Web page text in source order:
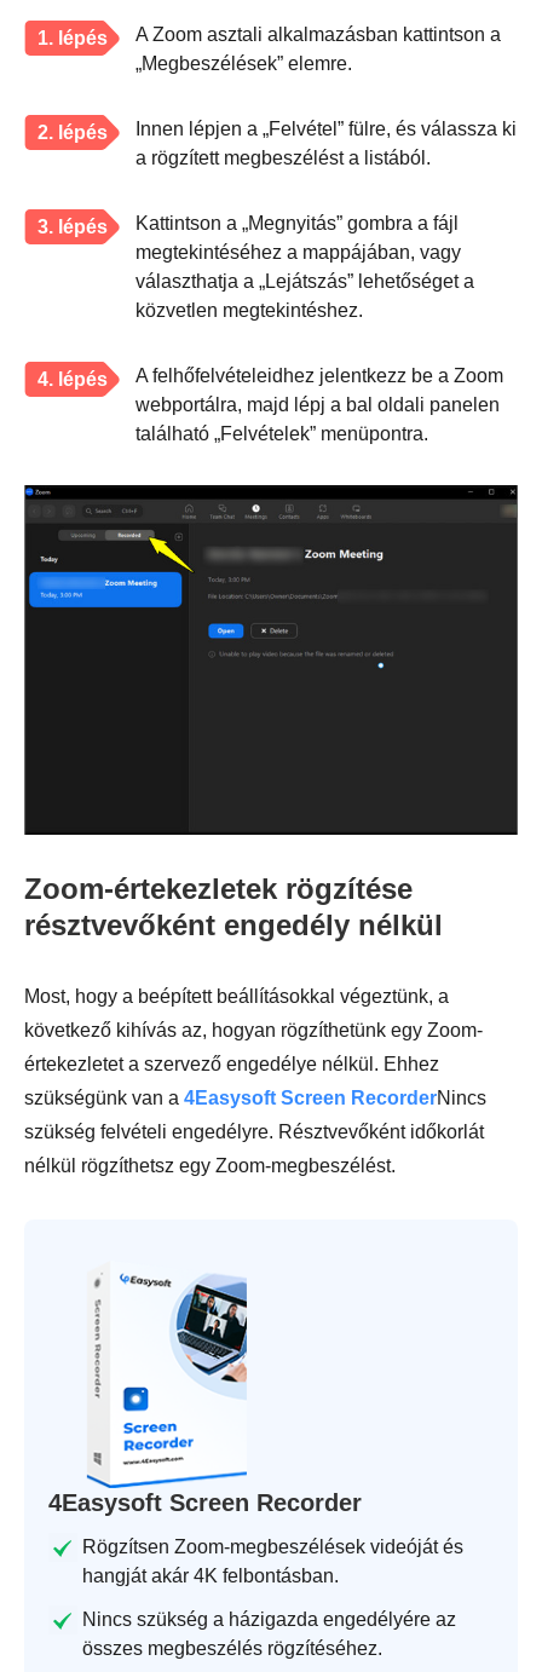
1. lépés
A Zoom asztali alkalmazásban kattintson a
„Megbeszélések” elemre.
2. lépés
Innen lépjen a „Felvétel” fülre, és válassza ki
a rögzített megbeszélést a listából.
3. lépés
Kattintson a „Megnyitás” gombra a fájl
megtekintéséhez a mappájában, vagy
választhatja a „Lejátszás” lehetőséget a
közvetlen megtekintéshez.
4. lépés
A felhőfelvételeidhez jelentkezz be a Zoom
webportálra, majd lépj a bal oldali panelen
található „Felvételek” menüpontra.
Zoom-értekezletek rögzítése
résztvevőként engedély nélkül
Most, hogy a beépített beállításokkal végeztünk, a
következő kihívás az, hogyan rögzíthetünk egy Zoom-
értekezletet a szervező engedélye nélkül. Ehhez
szükségünk van a 4Easysoft Screen RecorderNincs
szükség felvételi engedélyre. Résztvevőként időkorlát
nélkül rögzíthetsz egy Zoom-megbeszélést.
4Easysoft Screen Recorder
Rögzítsen Zoom-megbeszélések videóját és
hangját akár 4K felbontásban.
Nincs szükség a házigazda engedélyére az
összes megbeszélés rögzítéséhez.